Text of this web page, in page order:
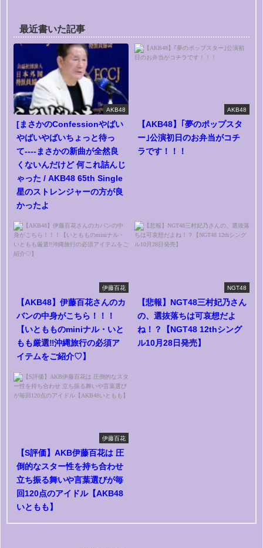
最近書いた記事
AKB48
[まさかのConfessionやばい
やばいやばいちょっと待っ
て----まさかの新曲が全然良
くないんだけど 何これ詰んじ
ゃった / AKB48 65th Single
星のストレンジャーの方が良
かったよ
AKB48
【AKB48】｢夢のポップスタ
ー｣公演初日のお弁当がコチ
ラです！！！
伊藤百花
【AKB48】伊藤百花さんのカ
バンの中身がこちら！！！
【いともものminiナル・いと
もも厳選‼︎沖縄旅行の必須ア
イテムをご紹介♡】
NGT48
【悲報】NGT48三村妃乃さん
の、選抜落ちは可哀想だよ
ね！？【NGT48 12thシング
ル10月28日発売】
伊藤百花
【S評価】AKB伊藤百花は 圧
倒的なスター性を持ち合わせ
立ち振る舞いや言葉選びが毎
回120点のアイドル【AKB48
いともも】